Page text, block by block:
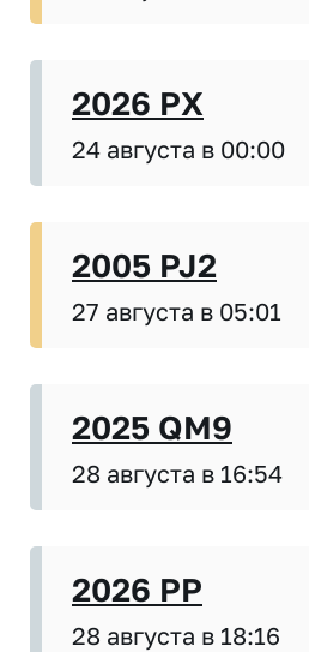
2026 PX
24 августа в 00:00
2005 PJ2
27 августа в 05:01
2025 QM9
28 августа в 16:54
2026 PP
28 августа в 18:16